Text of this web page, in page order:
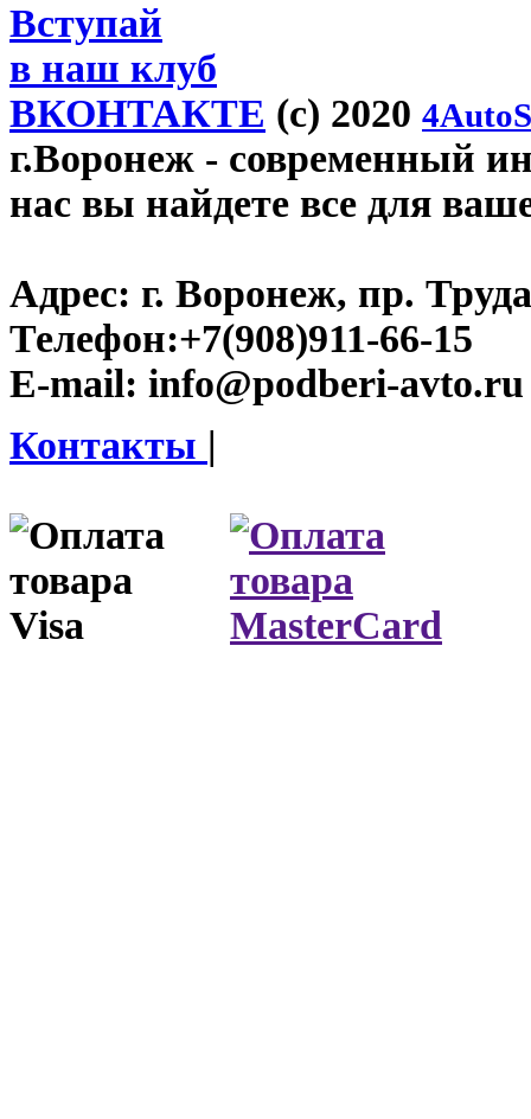
Вступай
в наш клуб
ВКОНТАКТЕ (c) 2020
г.Воронеж - современный
нас вы найдете все для
Адрес: г. Воронеж, пр.
Телефон:+7(908)911-66-15
E-mail: info@podberi-avto.ru
Контакты |